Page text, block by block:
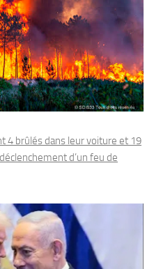
4 brûlés dans leur voiture et 19
d’un feu de